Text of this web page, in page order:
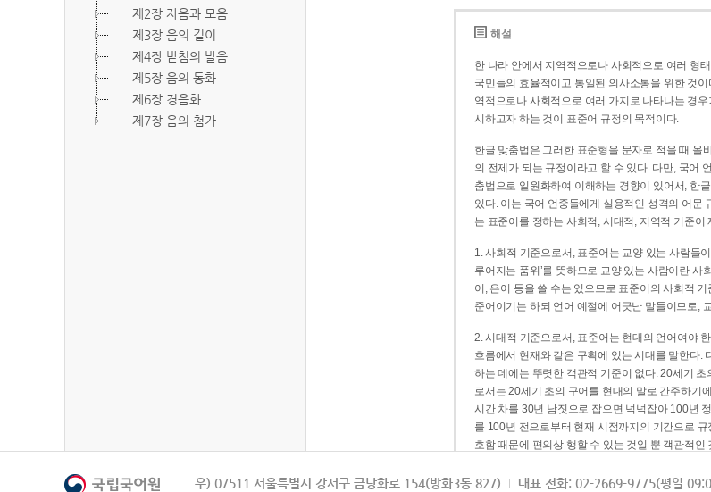
제2장 자음과 모음
제3장 음의 길이
제4장 받침의 발음
제5장 음의 동화
제6장 경음화
제7장 음의 첨가
해설
한 나라 안에서 지역적으로나 사회적으로 여러 형
국민들의 효율적이고 통일된 의사소통을 위한 것
역적으로나 사회적으로 여러 가지로 나타나는 경
시하고자 하는 것이 표준어 규정의 목적이다.
한글 맞춤법은 그러한 표준형을 문자로 적을 때 올
의 전제가 되는 규정이라고 할 수 있다. 다만, 국어
춤법으로 일원화하여 이해하는 경향이 있어서, 한
있다. 이는 국어 언중들에게 실용적인 성격의 어문
는 표준어를 정하는 사회적, 시대적, 지역적 기준이
1. 사회적 기준으로서, 표준어는 교양 있는 사람들
루어지는 품위’를 뜻하므로 교양 있는 사람이란
어, 은어 등을 쓸 수는 있으므로 표준어의 사회적
준어이기는 하되 언어 예절에 어긋난 말들이므로,
2. 시대적 기준으로서, 표준어는 현대의 언어여야
흐름에서 현재와 같은 구획에 있는 시대를 말한다.
하는 데에는 뚜렷한 객관적 기준이 없다. 20세기
로서는 20세기 초의 구어를 현대의 말로 간주하기
시간 차를 30년 남짓으로 잡으면 넉넉잡아 100년
를 100년 전으로부터 현재 시점까지의 기간으로
호함 때문에 편의상 행할 수 있는 것일 뿐 객관적인
3. 지역적 기준으로서, 표준어는 서울말이어야 한
우) 07511 서울특별시 강서구 금낭화로 154(방화3동 827) 대표 전화: 02-2669-9775(평일